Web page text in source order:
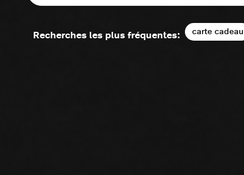
Recherches les plus fréquentes: carte cadeau